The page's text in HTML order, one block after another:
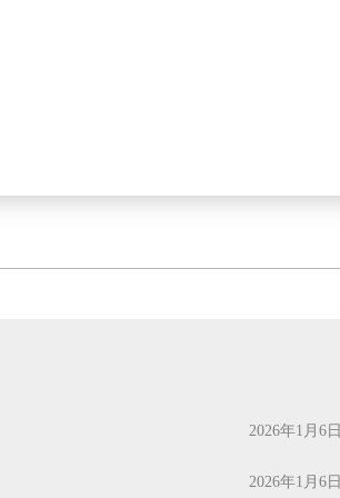
2026年1月6日
2026年1月6日